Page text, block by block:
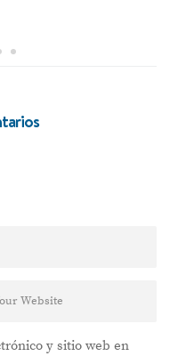
y sitio web en